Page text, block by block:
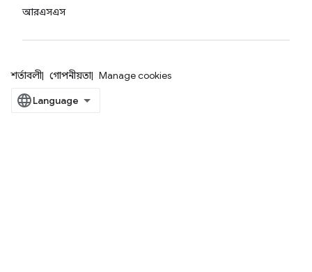
আরএসএস
শর্তাবলী গোপনীয়তা Manage cookies